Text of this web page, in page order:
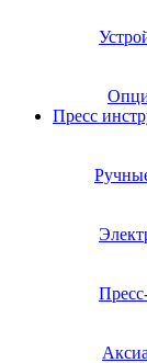
Пресс